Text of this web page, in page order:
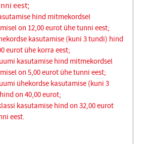
eest;
hind mitmekordsel
on 12,00 eurot ühe tunni eest;
kasutamise (kuni 3 tundi) hind
eurot ühe korra eest;
kasutamise hind mitmekordsel
on 5,00 eurot ühe tunni eest;
ühekordse kasutamise (kuni 3
on 40,00 eurot;
kasutamise hind on 32,00 eurot
eest.